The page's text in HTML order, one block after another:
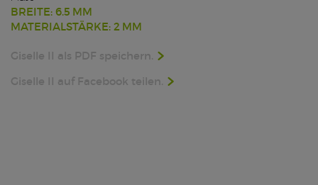
BREITE: 6.5 MM
MATERIALSTÄRKE: 2 MM
Giselle II als PDF speichern.
Giselle II auf Facebook teilen.